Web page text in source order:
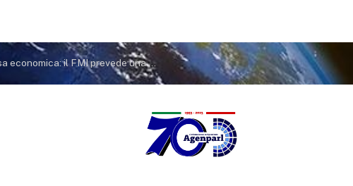
Siria, il ritorno dei rifugiati sostiene la ripresa economica: il FMI prevede una crescita a doppia cifra nel 2026